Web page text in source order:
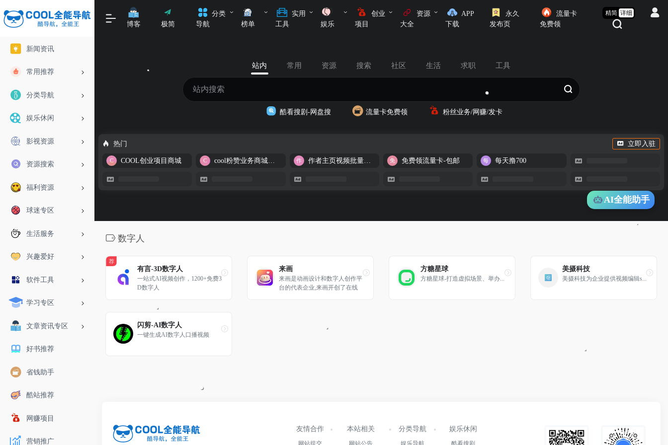
新闻资讯
常用推荐
分类导航
娱乐休闲
影视资源
资源搜索
福利资源
球迷专区
生活服务
兴趣爱好
软件工具
学习专区
文章资讯专区
好书推荐
省钱助手
酷站推荐
网赚项目
营销推广
博客 极简
分类
导航
榜单
实用
工具
娱乐
创业
项目
资源
大全
APP
下载
永久
发布页
流量卡
免费领
精简 详细
站内 常用 资源 搜索 社区 生活 求职 工具
酷看搜剧-网盘搜 流量卡免费领 粉丝业务/网赚/发卡
热门 立即入驻
COOL创业项目商城 cool粉赞业务商城【爆粉引流】 作者主页视频批量提取 免费领流量卡-包邮 每天撸700
数字人
荐
有言-3D数字人
一站式AI视频创作，1200+免费3
D数字人
来画
来画是动画设计和数字人创作平
台的代表企业,来画开创了在线
方糖星球
方糖星球-打造虚拟场景、举办...
美摄科技
美摄科技为企业提供视频编辑s...
闪剪-AI数字人
一键生成AI数字人口播视频
友情合作
网站提交
本站相关
网站公告
分类导航
娱乐导航
娱乐休闲
酷看搜剧
AI全能助手